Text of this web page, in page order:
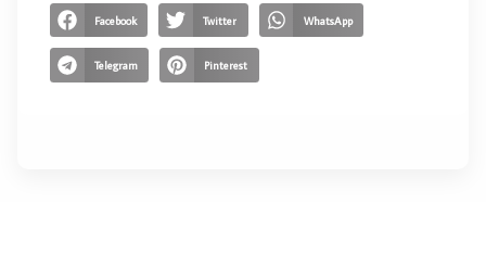
Facebook Twitter WhatsApp
Telegram Pinterest